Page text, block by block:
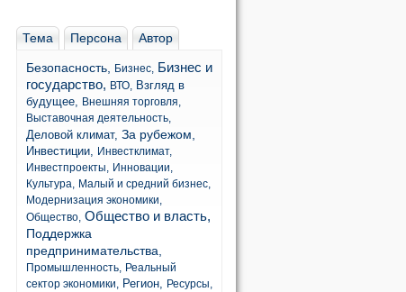
Тема Персона Автор
Безопасность, Бизнес, Бизнес и
государство, ВТО, Взгляд в
будущее, Внешняя торговля,
Выставочная деятельность,
Деловой климат, За рубежом,
Инвестиции, Инвестклимат,
Инвестпроекты, Инновации,
Культура, Малый и средний бизнес,
Модернизация экономики,
Общество, Общество и власть,
Поддержка
предпринимательства,
Промышленность, Реальный
сектор экономики, Регион, Ресурсы,